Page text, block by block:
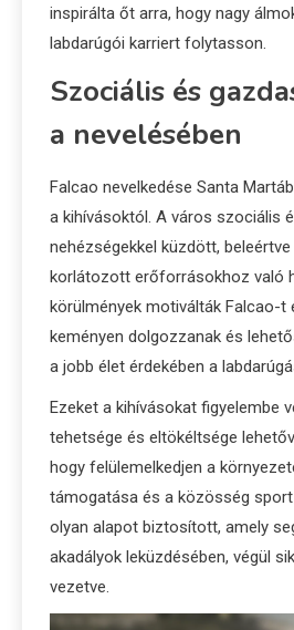
inspirálta őt arra, hogy nagy
labdarúgói karriert folytasson.
Szociális és
a nevelésében
Falcao nevelkedése Santa
a kihívásoktól. A város szociális
nehézségekkel küzdött,
korlátozott erőforrásokhoz való
körülmények motiválták Falcao-t
keményen dolgozzanak és
a jobb élet érdekében a
Ezeket a kihívásokat figyelembe
tehetsége és eltökéltsége
hogy felülemelkedjen a
támogatása és a közösség
olyan alapot biztosított, amely
akadályok leküzdésében, végül
vezetve.